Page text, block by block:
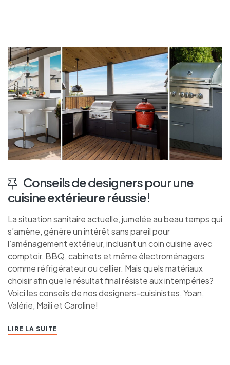
Conseils de designers pour une
cuisine extérieure réussie!
La situation sanitaire actuelle, jumelée au beau temps qui
s’amène, génère un intérêt sans pareil pour
l’aménagement extérieur, incluant un coin cuisine avec
comptoir, BBQ, cabinets et même électroménagers
comme réfrigérateur ou cellier. Mais quels matériaux
choisir afin que le résultat final résiste aux intempéries?
Voici les conseils de nos designers-cuisinistes, Yoan,
Valérie, Maili et Caroline!
LIRE LA SUITE